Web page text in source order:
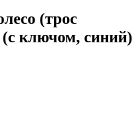
(трос
ключом, синий)